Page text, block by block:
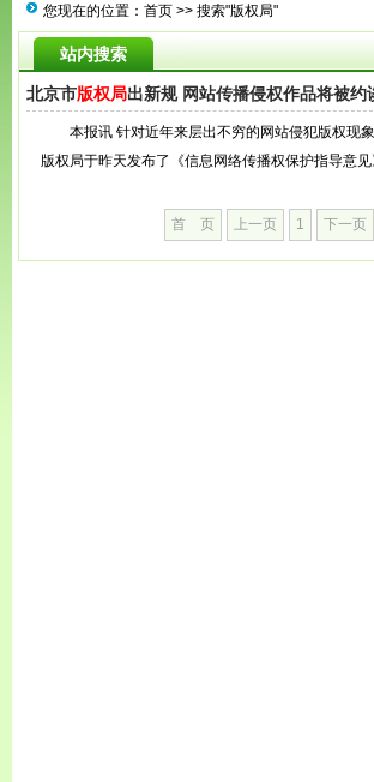
您现在的位置： 首页 >> 搜索"版权局"
站内搜索
北京市版权局出新规 网站传播侵权作品将被约
本报讯 针对近年来层出不穷的网站侵犯版权现
版权局于昨天发布了《信息网络传播权保护指导意
首 页 上一页 1 下一页